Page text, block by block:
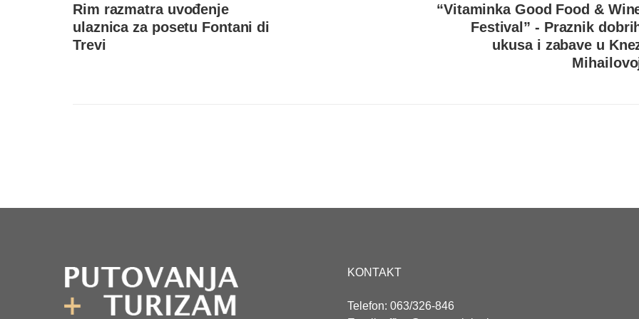
Rim razmatra uvođenje
ulaznica za posetu Fontani di
Trevi
“Vitaminka Good Food &
Festival” - Praznik
ukusa i zabave u
KONTAKT
Telefon: 063/326-846